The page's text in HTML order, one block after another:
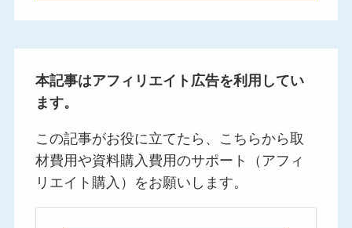
本記事はアフィリエイト広告を利用してい
ます。
この記事がお役に立てたら、こちらから取
材費用や資料購入費用のサポート（アフィ
リエイト購入）をお願いします。